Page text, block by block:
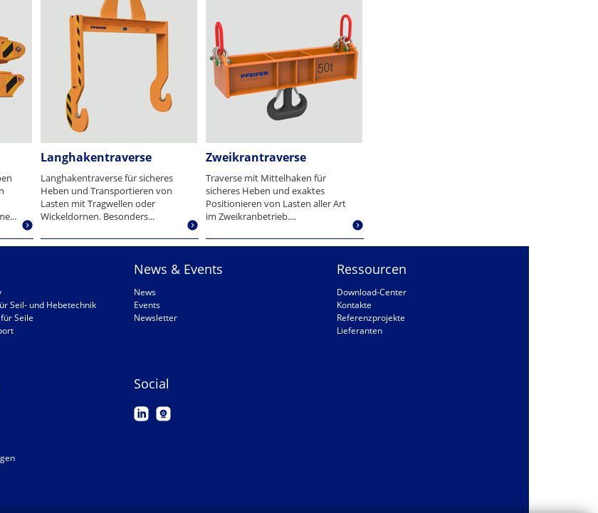
Langhakentraverse
Langhakentraverse für sicheres
Heben und Transportieren von
Lasten mit Tragwellen oder
Wickeldornen. Besonders...
Zweikrantraverse
Traverse mit Mittelhaken für
sicheres Heben und exaktes
Positionieren von Lasten aller Art
im Zweikranbetrieb....
Seil- und Hebetechnik
Seile
News & Events
News
Events
Newsletter
Ressourcen
Download-Center
Kontakte
Referenzprojekte
Lieferanten
Social